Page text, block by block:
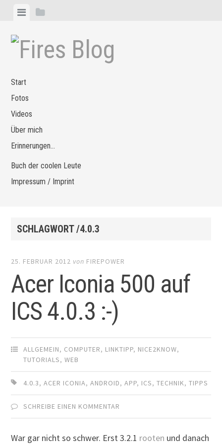
Zum
springen
MenüSeitenleiste
Start
Fotos
Videos
Über mich
Erinnerungen…
Buch der coolen Leute
Impressum / Imprint
SCHLAGWORT /4.0.3
25. FEBRUAR 2012 von FIREPOWER
Acer Iconia 500 auf
ICS 4.0.3 :-)
ALLGEMEIN, COMPUTER, LINKTIPP, NICE2KNOW,
TUTORIALS,WEB
4.0.3,ACER ICONIA,ANDROID,APP, ICS,TECHNIK,TIPPS
SCHREIBE EINEN KOMMENTAR
War gar nicht so schwer. Erst 3.2.1 rooten und danach